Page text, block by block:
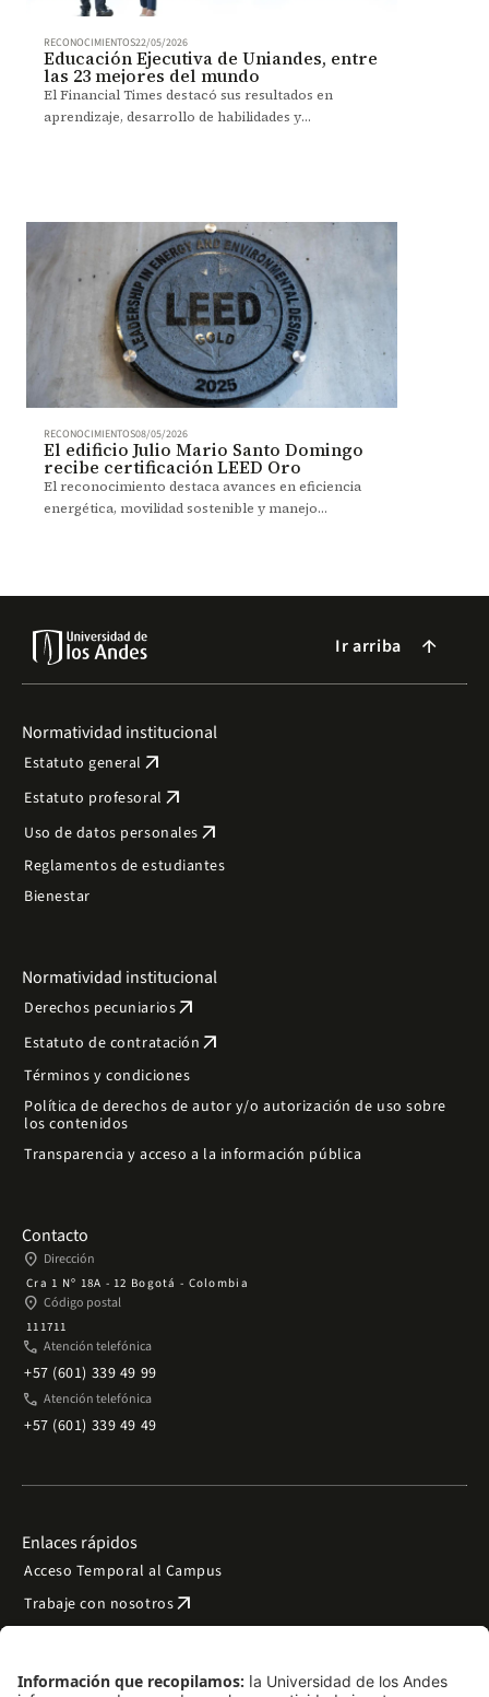
RECONOCIMIENTOS22/05/2026
Educación Ejecutiva de Uniandes, entre
las 23 mejores del mundo
El Financial Times destacó sus resultados en
aprendizaje, desarrollo de habilidades y
RECONOCIMIENTOS08/05/2026
El edificio Julio Mario Santo Domingo
recibe certificación LEED Oro
El reconocimiento destaca avances en eficiencia
energética, movilidad sostenible y manejo
Ir arriba arrow_forward
Normatividad institucional
Estatuto general arrow_outward
Estatuto profesoral arrow_outward
Uso de datos personales arrow_outward
Reglamentos de estudiantes
Bienestar
Normatividad institucional
Derechos pecuniariosarrow_outward
Estatuto de contratación arrow_outward
Términos y condiciones
Política de derechos de autor y/o autorización de uso sobre
los contenidos
Transparencia y acceso a la información pública
Contacto
place Dirección
Cra 1 Nº 18A - 12 Bogotá - Colombia
place Código postal
111711
phone Atención telefónica
+57 (601) 339 49 99
phone Atención telefónica
+57 (601) 339 49 49
Enlaces rápidos
Acceso Temporal al Campus
Trabaje con nosotrosarrow_outward
Preguntas frecuentes